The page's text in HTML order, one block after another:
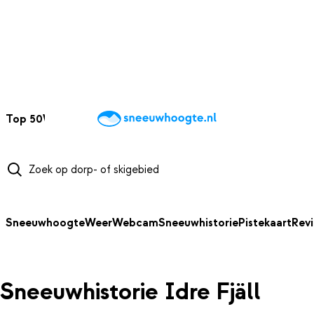
Top 50Webcams WintersportweerKaarten
SneeuwhoogteWeerWebcamSneeuwhistoriePistekaart
Sneeuwhistorie Idre Fjäll